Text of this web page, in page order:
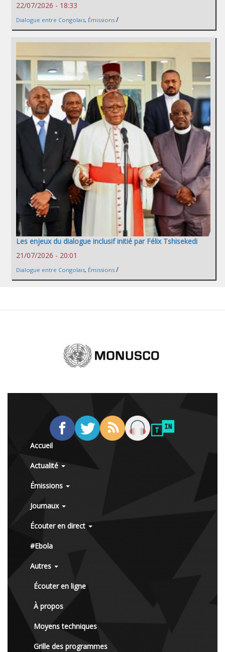
22/07/2026 - 18:33
Dialogue entre Congolais, Émissions /
Les enjeux du dialogue inclusif initié par Félix Tshisekedi
21/07/2026 - 20:01
Dialogue entre Congolais, Émissions /
Accueil
Actualité
Émissions
Journaux
Écouter en direct
#Ebola
Autres
Écouter en ligne
À propos
Moyens techniques
Grille des programmes